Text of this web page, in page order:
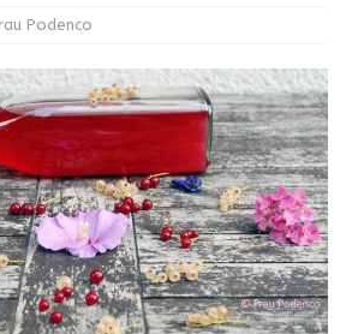
Podenco